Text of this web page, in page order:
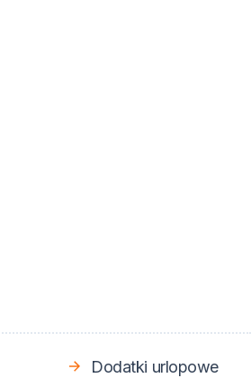
Dodatki urlopowe